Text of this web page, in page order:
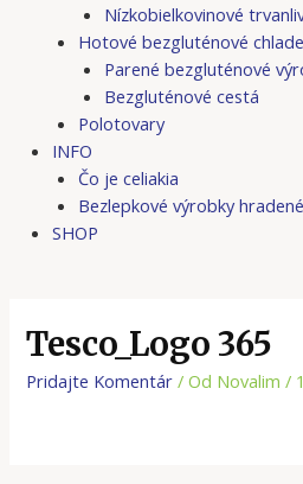
Nízkobielkovinové
Hotové bezgluténové
Parené bezgluténové
Bezgluténové cestá
Polotovary
INFO
Čo je celiakia
Bezlepkové výrobky
SHOP
Tesco_Logo 365
Pridajte Komentár / Od Novalim/